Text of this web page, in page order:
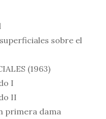
sobre el
(1963)
I
II
primera dama